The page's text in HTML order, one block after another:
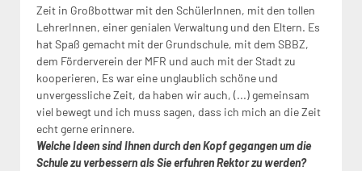
Zeit in Großbottwar mit den SchülerInnen, mit den tollen
LehrerInnen, einer genialen Verwaltung und den Eltern. Es
hat Spaß gemacht mit der Grundschule, mit dem SBBZ,
dem Förderverein der MFR und auch mit der Stadt zu
kooperieren, Es war eine unglaublich schöne und
unvergessliche Zeit, da haben wir auch, (...) gemeinsam
viel bewegt und ich muss sagen, dass ich mich an die Zeit
echt gerne erinnere.
Welche Ideen sind Ihnen durch den Kopf gegangen um die
Schule zu verbessern als Sie erfuhren Rektor zu werden?